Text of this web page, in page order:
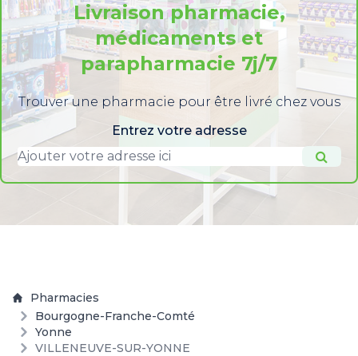
Livraison pharmacie,
médicaments et
parapharmacie 7j/7
Trouver une pharmacie pour être livré chez vous
Entrez votre adresse
Pharmacies
Bourgogne-Franche-Comté
Yonne
VILLENEUVE-SUR-YONNE